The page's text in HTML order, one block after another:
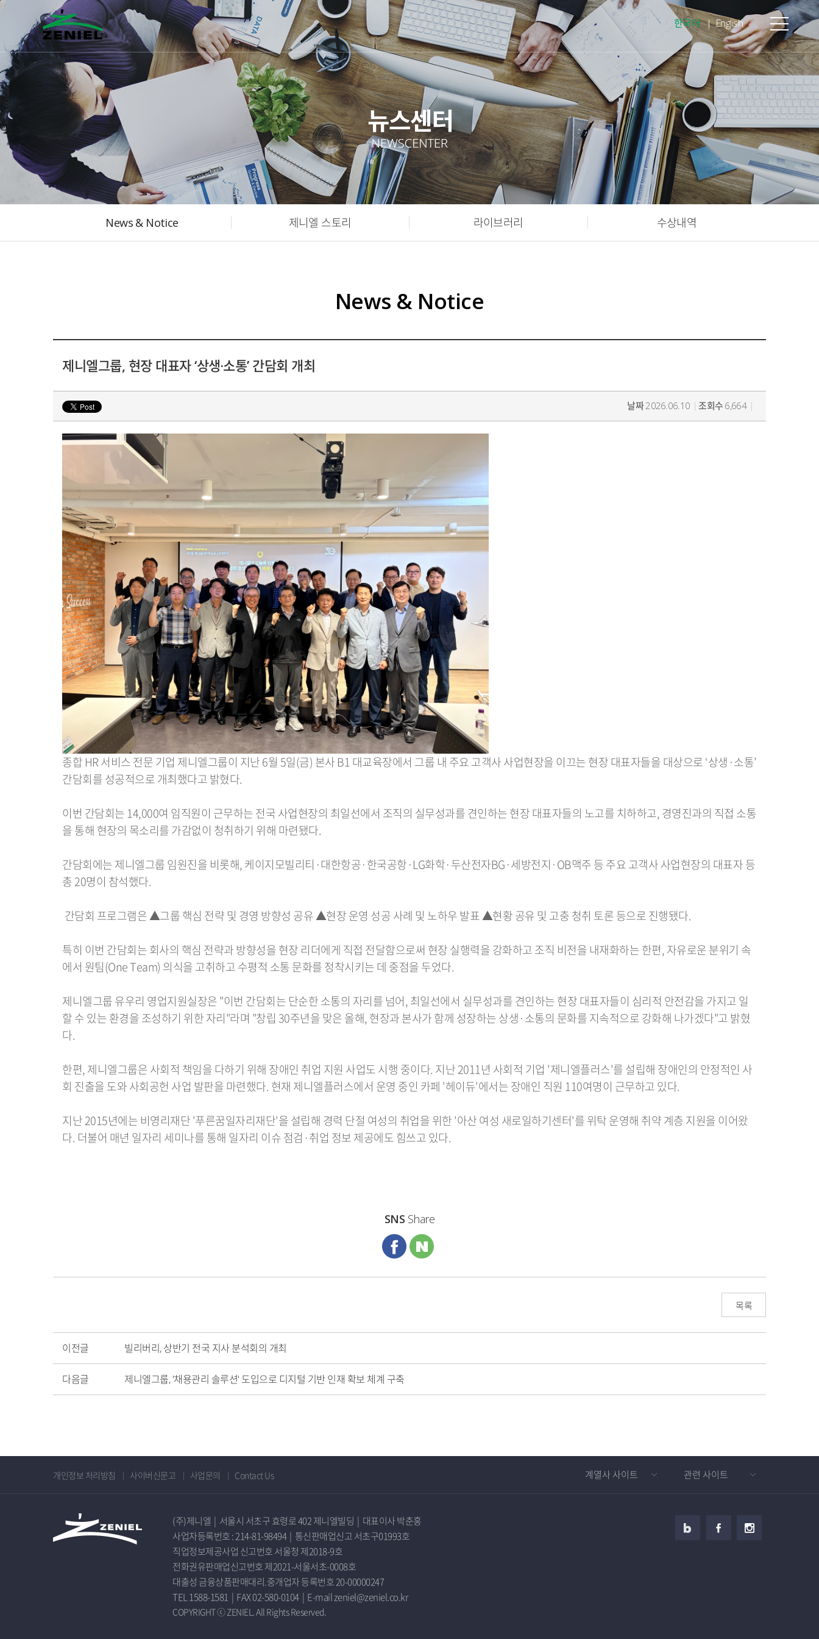
한국어
English
News & Notice 제니엘 스토리 라이브러리 수상내역
News & Notice
제니엘그룹, 현장 대표자 ‘상생·소통’ 간담회 개최
날짜2026.06.10 조회수 6,664
종합 HR 서비스 전문 기업 제니엘그룹이 지난 6월 5일(금) 본사 B1 대교육장에서 그룹 내 주요 고객사 사업현장을 이끄는 현장 대표자들을 대상으로 ‘상생·소통’
간담회를 성공적으로 개최했다고 밝혔다.
이번 간담회는 14,000여 임직원이 근무하는 전국 사업현장의 최일선에서 조직의 실무성과를 견인하는 현장 대표자들의 노고를 치하하고, 경영진과의 직접 소통
을 통해 현장의 목소리를 가감없이 청취하기 위해 마련됐다.
간담회에는 제니엘그룹 임원진을 비롯해, 케이지모빌리티·대한항공·한국공항·LG화학·두산전자BG·세방전지·OB맥주 등 주요 고객사 사업현장의 대표자 등
총 20명이 참석했다.
간담회 프로그램은 ▲그룹 핵심 전략 및 경영 방향성 공유 ▲현장 운영 성공 사례 및 노하우 발표 ▲현황 공유 및 고충 청취 토론 등으로 진행됐다.
특히 이번 간담회는 회사의 핵심 전략과 방향성을 현장 리더에게 직접 전달함으로써 현장 실행력을 강화하고 조직 비전을 내재화하는 한편, 자유로운 분위기 속
에서 원팀(One Team) 의식을 고취하고 수평적 소통 문화를 정착시키는 데 중점을 두었다.
제니엘그룹 유우리 영업지원실장은 "이번 간담회는 단순한 소통의 자리를 넘어, 최일선에서 실무성과를 견인하는 현장 대표자들이 심리적 안전감을 가지고 일
할 수 있는 환경을 조성하기 위한 자리"라며 "창립 30주년을 맞은 올해, 현장과 본사가 함께 성장하는 상생·소통의 문화를 지속적으로 강화해 나가겠다"고 밝혔
다.
한편, 제니엘그룹은 사회적 책임을 다하기 위해 장애인 취업 지원 사업도 시행 중이다. 지난 2011년 사회적 기업 '제니엘플러스'를 설립해 장애인의 안정적인 사
회 진출을 도와 사회공헌 사업 발판을 마련했다. 현재 제니엘플러스에서 운영 중인 카페 '헤이듀'에서는 장애인 직원 110여명이 근무하고 있다.
지난 2015년에는 비영리재단 '푸른꿈일자리재단'을 설립해 경력 단절 여성의 취업을 위한 '아산 여성 새로일하기센터'를 위탁 운영해 취약 계층 지원을 이어왔
다. 더불어 매년 일자리 세미나를 통해 일자리 이슈 점검·취업 정보 제공에도 힘쓰고 있다.
SNS Share
목록
이전글 빌리버리, 상반기 전국 지사 분석회의 개최
다음글 제니엘그룹, '채용관리 솔루션' 도입으로 디지털 기반 인재 확보 체계 구축
개인정보 처리방침 사이버신문고 사업문의 Contact Us
(주)제니엘 | 서울시 서초구 효령로 402 제니엘빌딩 | 대표이사 박춘홍
사업자등록번호 : 214-81-98494| 통신판매업신고 서초구01993호
직업정보제공사업 신고번호 서울청 제2018-9호
전화권유판매업신고번호 제2021-서울서초-0008호
대출성 금융상품판매대리.중개업자 등록번호 20-00000247
TEL 1588-1581 | FAX 02-580-0104| E-mail zeniel@zeniel.co.kr
COPYRIGHT ⓒ ZENIEL. All Rights Reserved.